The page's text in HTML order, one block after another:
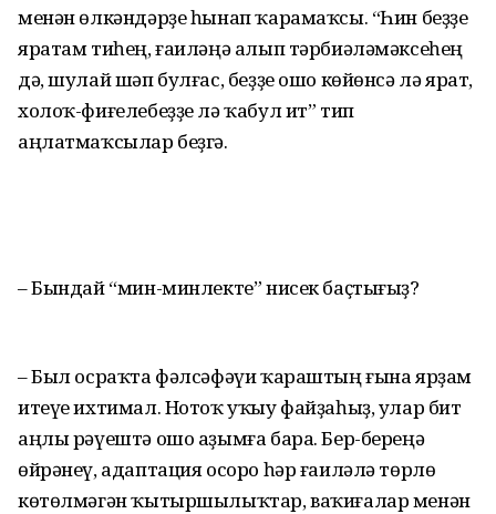
менән өлкәндәрҙе һынап ҡарамаҡсы. “Һин беҙҙе
яратам тиһең, ғаиләңә алып тәрбиәләмәксеһең
дә, шулай шәп булғас, беҙҙе ошо көйөнсә лә ярат,
холоҡ-фиғелебеҙҙе лә ҡабул ит” тип
аңлатмаҡсылар беҙгә.
– Бындай “мин-минлекте” нисек баҫтығыҙ?
– Был осраҡта фәлсәфәүи ҡараштың ғына ярҙам
итеүе ихтимал. Нотоҡ уҡыу файҙаһыҙ, улар бит
аңлы рәүештә ошо аҙымға бара. Бер-береңә
өйрәнеү, адаптация осоро һәр ғаиләлә төрлө
көтөлмәгән ҡытыршылыҡтар, ваҡиғалар менән